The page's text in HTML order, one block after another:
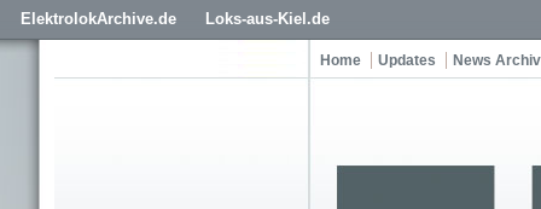
ElektrolokArchive.de Loks-aus-Kiel.de
Home Updates News Archiv